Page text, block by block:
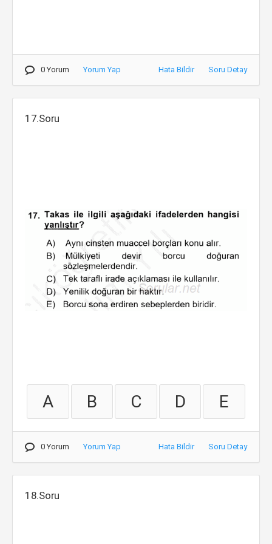
0 Yorum Yorum Yap Hata Bildir Soru Detay
17.Soru
A B C D E
0 Yorum Yorum Yap Hata Bildir Soru Detay
18.Soru